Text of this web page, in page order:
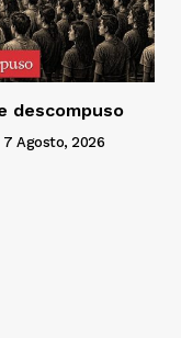
descompuso
7 Agosto, 2026